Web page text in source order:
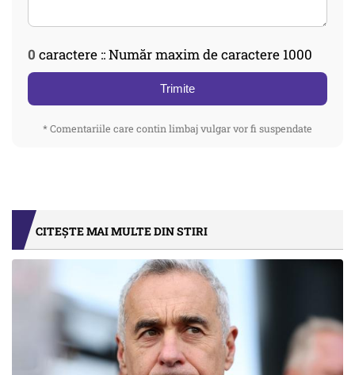
0 caractere :: Număr maxim de caractere 1000
Trimite
* Comentariile care contin limbaj vulgar vor fi suspendate
CITEȘTE MAI MULTE DIN STIRI